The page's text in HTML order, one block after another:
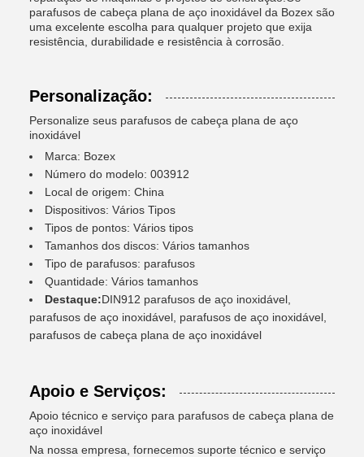
parafusos de cabeça plana de aço inoxidável da Bozex são
uma excelente escolha para qualquer projeto que exija
resistência, durabilidade e resistência à corrosão.
Personalização:
Personalize seus parafusos de cabeça plana de aço
inoxidável
Marca: Bozex
Número do modelo: 003912
Local de origem: China
Dispositivos: Vários Tipos
Tipos de pontos: Vários tipos
Tamanhos dos discos: Vários tamanhos
Tipo de parafusos: parafusos
Quantidade: Vários tamanhos
Destaque:DIN912 parafusos de aço inoxidável,
parafusos de aço inoxidável, parafusos de aço inoxidável,
parafusos de cabeça plana de aço inoxidável
Apoio e Serviços:
Apoio técnico e serviço para parafusos de cabeça plana de
aço inoxidável
Na nossa empresa, fornecemos suporte técnico e serviço